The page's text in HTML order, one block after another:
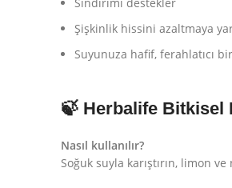
Şişkinlik hissini azaltmaya
Suyunuza hafif, ferahlatıcı
🍃 Herbalife Bitkisel
Nasıl kullanılır?
Soğuk suyla karıştırın, limon